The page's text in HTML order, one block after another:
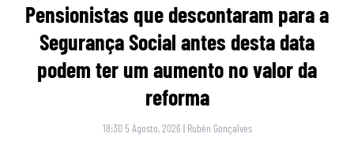
Pensionistas que descontaram para a
Segurança Social antes desta data
podem ter um aumento no valor da
reforma
18:30 5 Agosto, 2026 | Rubén Gonçalves